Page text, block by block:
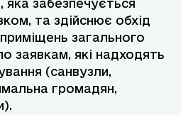
яка забезпечується
та здійснює обхід
загального
заявкам, які надходять
(санвузли,
громадян,